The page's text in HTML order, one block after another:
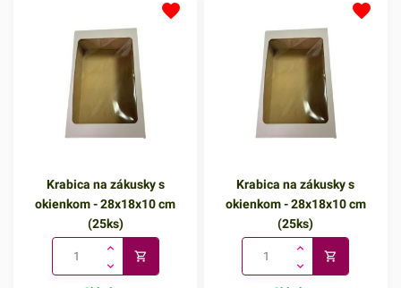
donut alebo farebné muffiny.
Navrhnutá s ohľadom na
vaše potreby, táto krabica
spojuje praktickosť s
eleganciou, či už ju používate
pre vlastné potešenie alebo
ako dokonalý darček pre
35x21x8 cmBalenie: 25
ksVlna: E~Krabice
dodávame v rozloženom
stave!Odporúčame pozrieť aj
naše ostatné krabice s
donut alebo farebné muffiny.
Navrhnutá s ohľadom na
vaše potreby, táto krabica
spojuje praktickosť s
eleganciou, či už ju používate
pre vlastné potešenie alebo
ako dokonalý darček pre
28x18x10 cmBalenie: 25
ksVlna: E~Krabice
dodávame v rozloženom
stave!Odporúčame pozrieť aj
naše ostatné krabice s
Krabica na zákusky s
okienkom - 28x18x10 cm
(25ks)
Krabica na zákusky s
okienkom - 28x18x10 cm
(25ks)